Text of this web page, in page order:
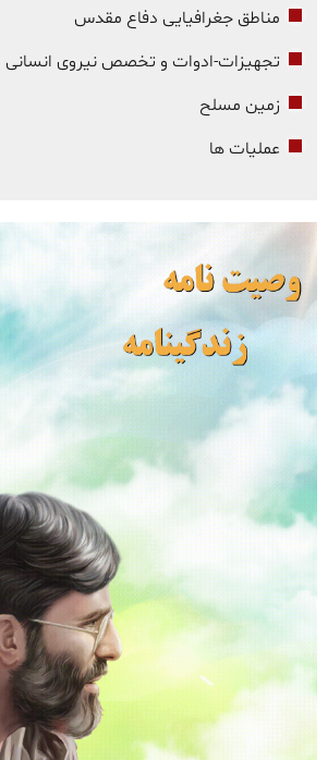
مناطق جغرافیایی دفاع مقدس
تجهیزات-ادوات و تخصص نیروی
زمین مسلح
عملیات ها